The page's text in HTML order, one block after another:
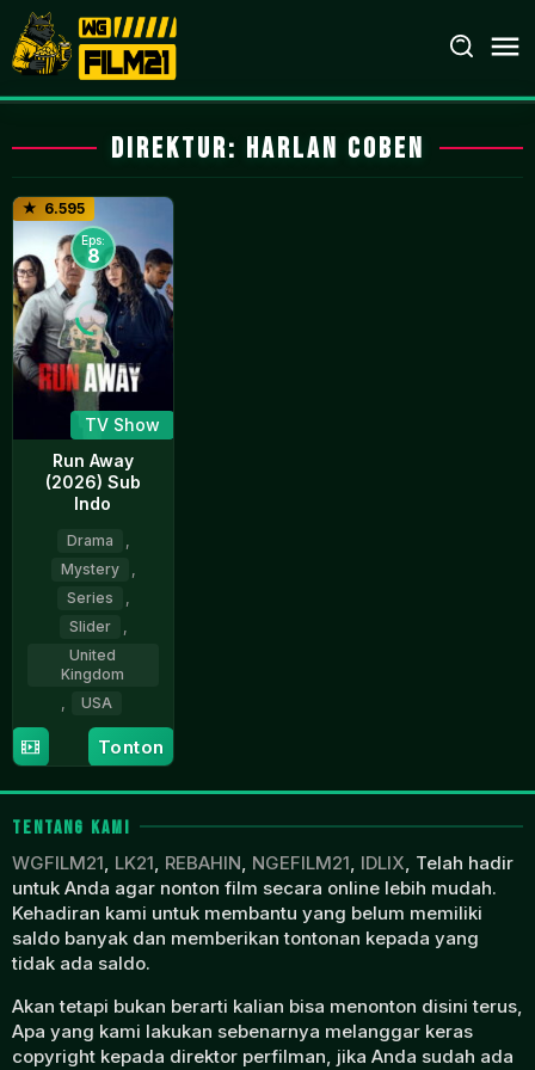
Loncat
ke
konten
Direktur: Harlan Coben
6.595
Eps:
8
TV Show
Run Away
(2026) Sub
Indo
Drama
Mystery
Series
Slider
United
Kingdom
USA
1
Jan
2026
Harlan
Coben
Tonton
TENTANG KAMI
WGFILM21, LK21, REBAHIN, NGEFILM21, IDLIX, Telah hadir
untuk Anda agar nonton film secara online lebih mudah.
Kehadiran kami untuk membantu yang belum memiliki
saldo banyak dan memberikan tontonan kepada yang
tidak ada saldo.
Akan tetapi bukan berarti kalian bisa menonton disini terus,
Apa yang kami lakukan sebenarnya melanggar keras
copyright kepada direktor perfilman, jika Anda sudah ada